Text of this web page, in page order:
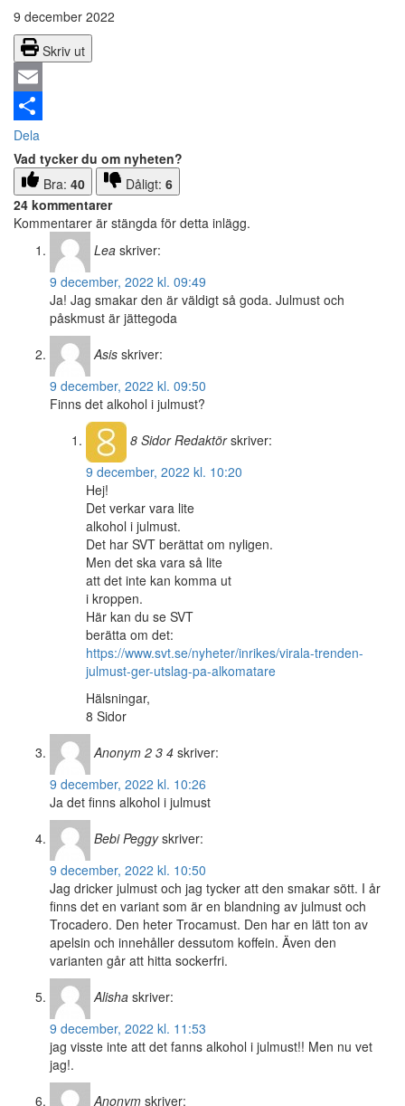
9 december 2022
Skriv ut
Email
Dela
Vad tycker du om nyheten?
Bra: 40 Dåligt: 6
24 kommentarer
Kommentarer är stängda för detta inlägg.
Lea skriver:
9 december, 2022 kl. 09:49
Ja! Jag smakar den är väldigt så goda. Julmust och
påskmust är jättegoda
Asis skriver:
9 december, 2022 kl. 09:50
Finns det alkohol i julmust?
8 SidorRedaktör skriver:
9 december, 2022 kl. 10:20
Hej!
Det verkar vara lite
alkohol i julmust.
Det har SVT berättat om nyligen.
Men det ska vara så lite
att det inte kan komma ut
i kroppen.
Här kan du se SVT
berätta om det:
https://www.svt.se/nyheter/inrikes/virala-trenden-
julmust-ger-utslag-pa-alkomatare
Hälsningar,
8 Sidor
Anonym 2 3 4 skriver:
9 december, 2022 kl. 10:26
Ja det finns alkohol i julmust
Bebi Peggy skriver:
9 december, 2022 kl. 10:50
Jag dricker julmust och jag tycker att den smakar sött. I år
finns det en variant som är en blandning av julmust och
Trocadero. Den heter Trocamust. Den har en lätt ton av
apelsin och innehåller dessutom koffein. Även den
varianten går att hitta sockerfri.
Alisha skriver:
9 december, 2022 kl. 11:53
jag visste inte att det fanns alkohol i julmust!! Men nu vet
jag!.
Anonym skriver: